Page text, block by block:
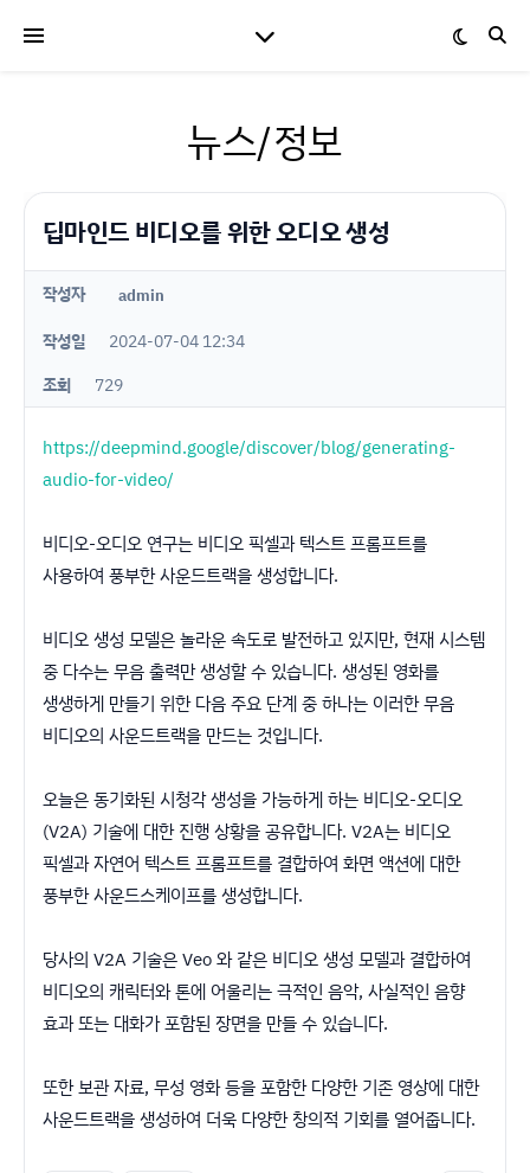
뉴스/정보
딥마인드 비디오를 위한 오디오 생성
작성자 admin
작성일
2024-07-04 12:34
조회
729
https://deepmind.google/discover/blog/generating-
audio-for-video/
비디오-오디오 연구는 비디오 픽셀과 텍스트 프롬프트를
사용하여 풍부한 사운드트랙을 생성합니다.
비디오 생성 모델은 놀라운 속도로 발전하고 있지만, 현재 시스템
중 다수는 무음 출력만 생성할 수 있습니다. 생성된 영화를
생생하게 만들기 위한 다음 주요 단계 중 하나는 이러한 무음
비디오의 사운드트랙을 만드는 것입니다.
오늘은 동기화된 시청각 생성을 가능하게 하는 비디오-오디오
(V2A) 기술에 대한 진행 상황을 공유합니다. V2A는 비디오
픽셀과 자연어 텍스트 프롬프트를 결합하여 화면 액션에 대한
풍부한 사운드스케이프를 생성합니다.
당사의 V2A 기술은 Veo 와 같은 비디오 생성 모델과 결합하여
비디오의 캐릭터와 톤에 어울리는 극적인 음악, 사실적인 음향
효과 또는 대화가 포함된 장면을 만들 수 있습니다.
또한 보관 자료, 무성 영화 등을 포함한 다양한 기존 영상에 대한
사운드트랙을 생성하여 더욱 다양한 창의적 기회를 열어줍니다.